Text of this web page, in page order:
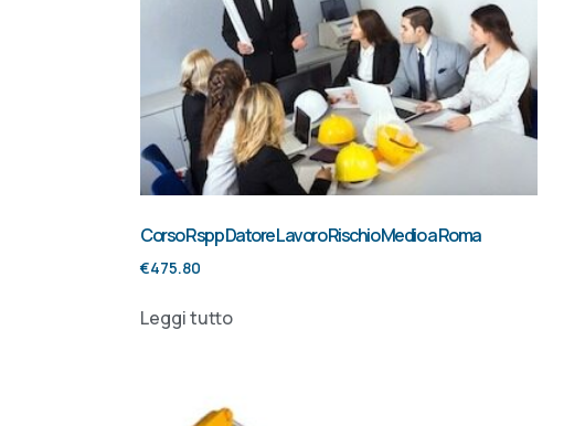
Corso Rspp Datore Lavoro Rischio Medio a Roma
€475.80
Leggi tutto